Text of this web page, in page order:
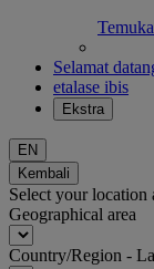
Selamat
etalase ibis
Ekstra
EN
Kembali
Select your location
Geographical area
Country/Region -